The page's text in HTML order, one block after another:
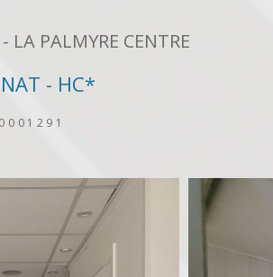
PALMYRE CENTRE
NAT - HC*